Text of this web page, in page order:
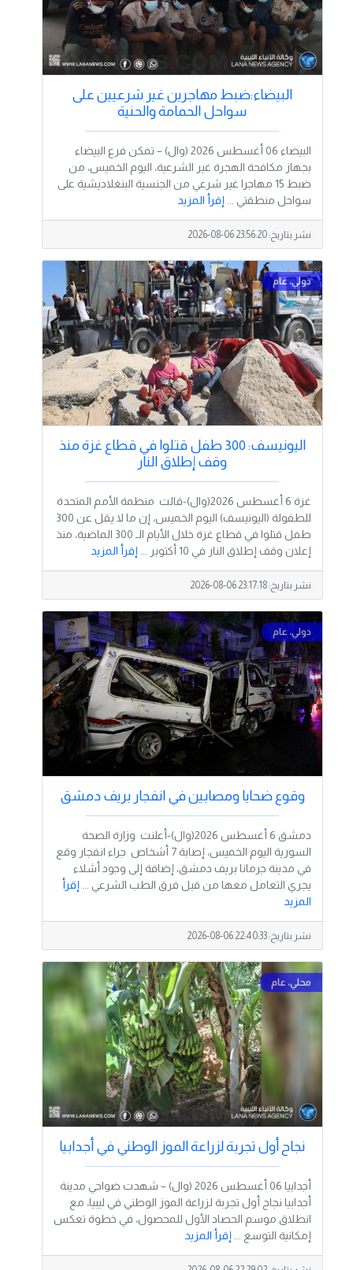
البيضاء:ضبط مهاجرين غير شرعيين على
سواحل الحمامة والحنية
البيضاء 06 أغسطس 2026 (وال) – تمكن فرع البيضاء
بجهاز مكافحة الهجرة غير الشرعية، اليوم الخميس، من
ضبط 15 مهاجرا غير شرعي من الجنسية البنغلاديشية على
سواحل منطقتي ... إقرأ المزيد
نشر بتاريخ:2026-08-06 23:56:20
اليونيسف: 300 طفل قتلوا في قطاع غزة منذ
وقف إطلاق النار
غزة 6 أغسطس 2026(وال)-قالت منظمة الأمم المتحدة
للطفولة (اليونيسف) اليوم الخميس، إن ما لا يقل عن 300
طفل قتلوا في قطاع غزة خلال الأيام الـ 300 الماضية، منذ
إعلان وقف إطلاق النار في 10 أكتوبر ...
إقرأ المزيد
نشر بتاريخ:2026-08-06 23:17:18
وقوع ضحايا ومصابين في انفجار بريف دمشق
دمشق 6 أغسطس 2026(وال)-أعلنت وزارة الصحة
السورية اليوم الخميس، إصابة 7 أشخاص جراء انفجار وقع
في مدينة جرمانا بريف دمشق، إضافة إلى وجود أشلاء
يجري التعامل معها من قبل فرق الطب الشرعي ... إقرأ
المزيد
نشر بتاريخ:2026-08-06 22:40:33
نجاح أول تجربة لزراعة الموز الوطني في أجدابيا
أجدابيا 06 أغسطس 2026 (وال) – شهدت ضواحي مدينة
أجدابيا نجاح أول تجربة لزراعة الموز الوطني في ليبيا، مع
انطلاق موسم الحصاد الأول للمحصول، في خطوة تعكس
إمكانية التوسع ... إقرأ المزيد